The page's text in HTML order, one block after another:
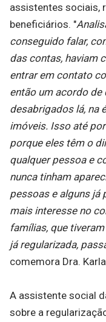
assistentes sociais,
beneficiários. "
conseguido falar,
das contas, haviam
entrar em contato
então um acordo de
desabrigados lá, na
imóveis. Isso até
porque eles têm o
qualquer pessoa e
nunca tinham
pessoas e alguns já
mais interesse no
famílias, que
já regularizada,
comemora Dra.
A assistente social
sobre a